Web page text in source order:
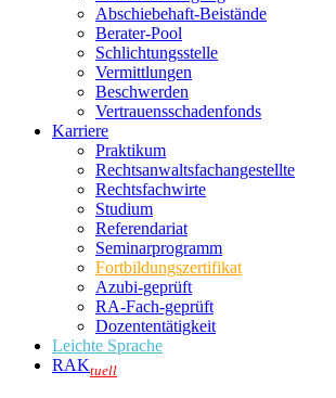
Abschiebehaft-Beistände
Berater-Pool
Schlichtungsstelle
Vermittlungen
Beschwerden
Vertrauensschadenfonds
Karriere
Praktikum
Rechtsanwalts­fachangestellte
Rechtsfachwirte
Studium
Referendariat
Seminarprogramm
Fortbildungszertifikat
Azubi-geprüft
RA-Fach-geprüft
Dozententätigkeit
Leichte Sprache
RAKtuell